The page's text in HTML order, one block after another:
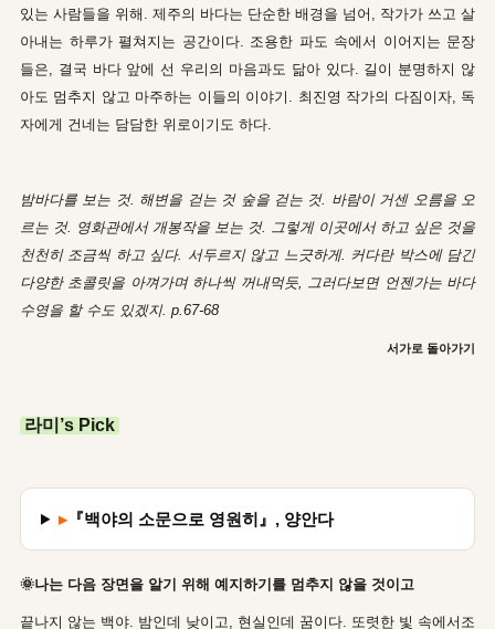
있는 사람들을 위해. 제주의 바다는 단순한 배경을 넘어, 작가가 쓰고 살
아내는 하루가 펼쳐지는 공간이다. 조용한 파도 속에서 이어지는 문장
들은, 결국 바다 앞에 선 우리의 마음과도 닮아 있다. 길이 분명하지 않
아도 멈추지 않고 마주하는 이들의 이야기. 최진영 작가의 다짐이자, 독
자에게 건네는 담담한 위로이기도 하다.
밤바다를 보는 것. 해변을 걷는 것 숲을 걷는 것. 바람이 거센 오름을 오
르는 것. 영화관에서 개봉작을 보는 것. 그렇게 이곳에서 하고 싶은 것을
천천히 조금씩 하고 싶다. 서두르지 않고 느긋하게. 커다란 박스에 담긴
다양한 초콜릿을 아껴가며 하나씩 꺼내먹듯, 그러다보면 언젠가는 바다
수영을 할 수도 있겠지. p.67-68
서가로 돌아가기
라미’s Pick
▸『백야의 소문으로 영원히』, 양안다
🌞나는 다음 장면을 알기 위해 예지하기를 멈추지 않을 것이고
끝나지 않는 백야. 밤인데 낮이고, 현실인데 꿈이다. 또렷한 빛 속에서조